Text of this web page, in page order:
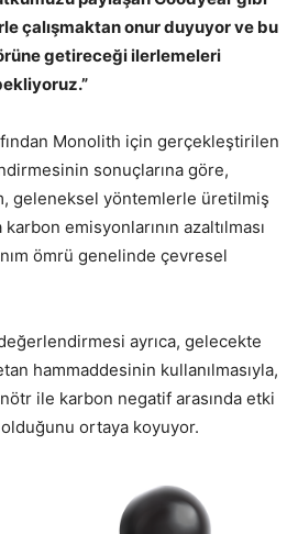
çalışmaktan onur duyuyor ve bu
getireceği ilerlemeleri
Monolith için gerçekleştirilen
sonuçlarına göre,
geleneksel yöntemlerle üretilmiş
emisyonlarının azaltılması
ömrü genelinde çevresel
ayrıca, gelecekte
hammaddesinin kullanılmasıyla,
ile karbon negatif arasında etki
ortaya koyuyor.